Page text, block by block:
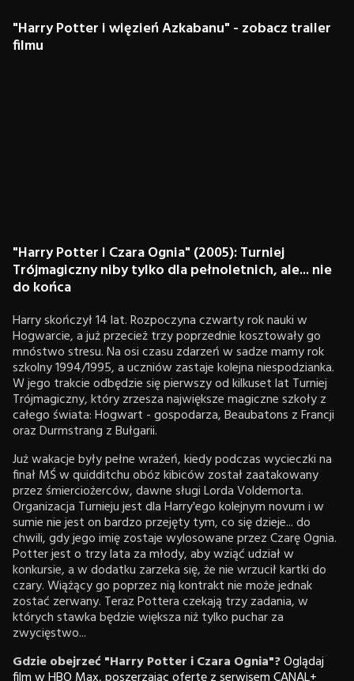
"Harry Potter i więzień Azkabanu" - zobacz trailer
filmu
"Harry Potter i Czara Ognia" (2005): Turniej
Trójmagiczny niby tylko dla pełnoletnich, ale... nie
do końca
Harry skończył 14 lat. Rozpoczyna czwarty rok nauki w
Hogwarcie, a już przecież trzy poprzednie kosztowały go
mnóstwo stresu. Na osi czasu zdarzeń w sadze mamy rok
szkolny 1994/1995, a uczniów zastaje kolejna niespodzianka.
W jego trakcie odbędzie się pierwszy od kilkuset lat Turniej
Trójmagiczny, który zrzesza największe magiczne szkoły z
całego świata: Hogwart - gospodarza, Beaubatons z Francji
oraz Durmstrang z Bułgarii.
Już wakacje były pełne wrażeń, kiedy podczas wycieczki na
finał MŚ w quidditchu obóz kibiców został zaatakowany
przez śmierciożerców, dawne sługi Lorda Voldemorta.
Organizacja Turnieju jest dla Harry'ego kolejnym novum i w
sumie nie jest on bardzo przejęty tym, co się dzieje... do
chwili, gdy jego imię zostaje wylosowane przez Czarę Ognia.
Potter jest o trzy lata za młody, aby wziąć udział w
konkursie, a w dodatku zarzeka się, że nie wrzucił kartki do
czary. Wiążący go poprzez nią kontrakt nie może jednak
zostać zerwany. Teraz Pottera czekają trzy zadania, w
których stawka będzie większa niż tylko puchar za
zwycięstwo...
Gdzie obejrzeć "Harry Potter i Czara Ognia"?Oglądaj